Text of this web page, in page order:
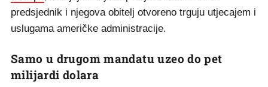
predsjednik i njegova obitelj otvoreno trguju utjecajem i
uslugama američke administracije.
Samo u drugom mandatu uzeo do pet
milijardi dolara